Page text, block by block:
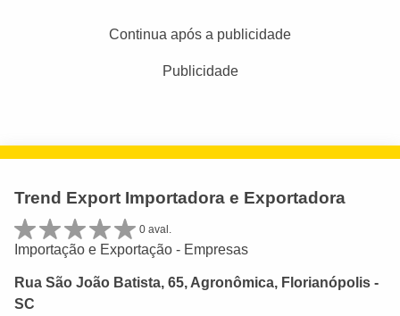
Continua após a publicidade
Publicidade
Trend Export Importadora e Exportadora
0 aval.
Importação e Exportação - Empresas
Rua São João Batista, 65, Agronômica, Florianópolis -
SC